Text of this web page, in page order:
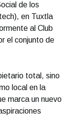
de los
en Tuxtla
al Club
el conjunto de
total, sino
local en la
marca un nuevo